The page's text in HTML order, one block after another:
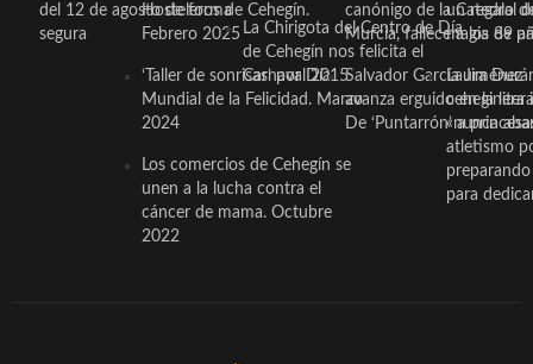
del 12 de agosto de forma
segura
Hosteleros de Cehegín.
Febrero 2025
‘Taller de sonrisas’ por Día
Mundial de la Felicidad. Marzo
2024
Los comercios de Cehegín se
unen a la lucha contra el
cáncer de mama. Octubre
2022
La Chirigota del Centro de Día
de Cehegín nos felicita el
Carnaval 2015
canónigo de la Catedral
Murcia, fallece a los 89
Salvador García Jiménez
avanza erguido en la
De ‘Puntarrón’ a
un regalo
magia de
Laura
ceheginera
«nunca
atletismo
para